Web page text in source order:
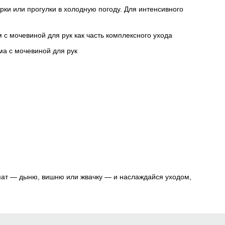
или прогулки в холодную погоду. Для интенсивного
— дыню, вишню или жвачку — и наслаждайся уходом,